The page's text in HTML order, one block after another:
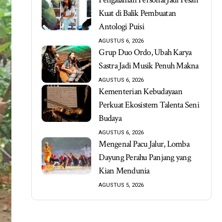
Kuat di Balik Pembuatan
Antologi Puisi
AGUSTUS 6, 2026
Grup Duo Ordo, Ubah Karya
Sastra Jadi Musik Penuh Makna
AGUSTUS 6, 2026
Kementerian Kebudayaan
Perkuat Ekosistem Talenta Seni
Budaya
AGUSTUS 6, 2026
Mengenal Pacu Jalur, Lomba
Dayung Perahu Panjang yang
Kian Mendunia
AGUSTUS 5, 2026